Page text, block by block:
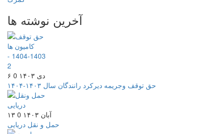
آخرین نوشته ها
۶ دی ۱۴۰۳
0
حق توقف وجریمه دیرکرد رانندگان سال ۱۴۰۳-۱۴۰۴
۱۳ آبان ۱۴۰۳
0
حمل و نقل دریایی